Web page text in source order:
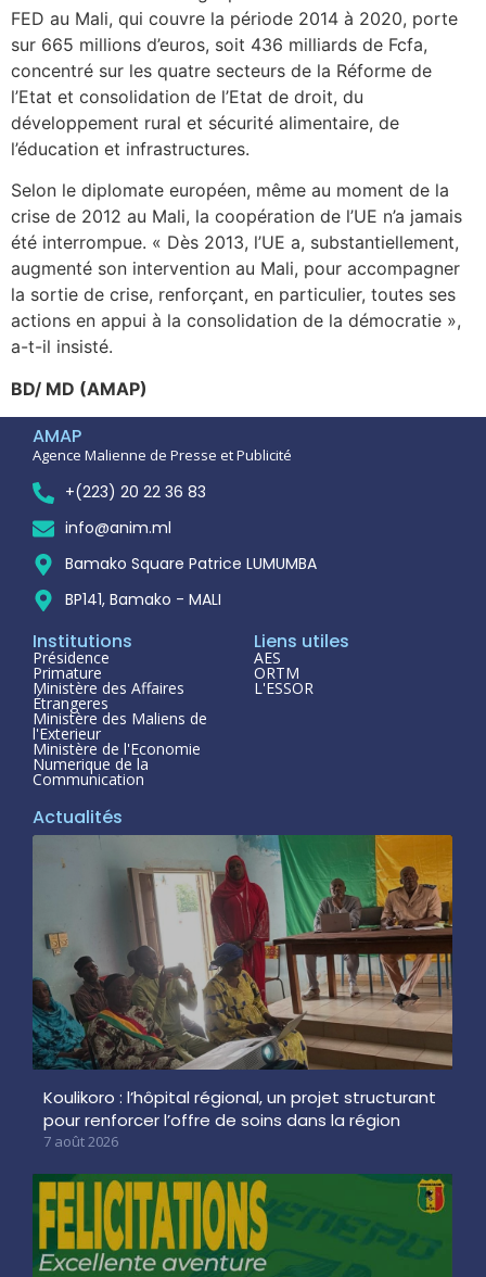
FED au Mali, qui couvre la période 2014 à 2020, porte
sur 665 millions d’euros, soit 436 milliards de Fcfa,
concentré sur les quatre secteurs de la Réforme de
l’Etat et consolidation de l’Etat de droit, du
développement rural et sécurité alimentaire, de
l’éducation et infrastructures.
Selon le diplomate européen, même au moment de la
crise de 2012 au Mali, la coopération de l’UE n’a jamais
été interrompue. « Dès 2013, l’UE a, substantiellement,
augmenté son intervention au Mali, pour accompagner
la sortie de crise, renforçant, en particulier, toutes ses
actions en appui à la consolidation de la démocratie »,
a-t-il insisté.
BD/ MD (AMAP)
AMAP
Agence Malienne de Presse et Publicité
+(223) 20 22 36 83
info@anim.ml
Bamako Square Patrice LUMUMBA
BP141, Bamako - MALI
Institutions
Présidence
Primature
Ministère des Affaires
Étrangeres
Ministère des Maliens de
l'Exterieur
Ministère de l'Economie
Numerique de la
Communication
Liens utiles
AES
ORTM
L'ESSOR
Actualités
Koulikoro : l’hôpital régional, un projet structurant
pour renforcer l’offre de soins dans la région
7 août 2026